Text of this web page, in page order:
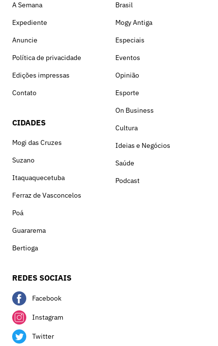
A Semana
Expediente
Anuncie
Política de privacidade
Edições impressas
Contato
CIDADES
Mogi das Cruzes
Suzano
Itaquaquecetuba
Ferraz de Vasconcelos
Poá
Guararema
Bertioga
Brasil
Mogy Antiga
Especiais
Eventos
Opinião
Esporte
On Business
Cultura
Ideias e Negócios
Saúde
Podcast
REDES SOCIAIS
Facebook
Instagram
Twitter